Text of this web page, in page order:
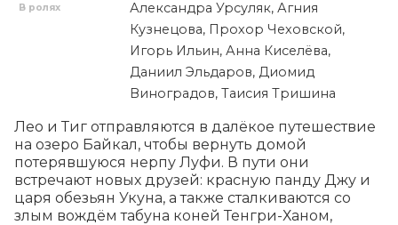
В ролях
Александра Урсуляк, Агния
Кузнецова, Прохор Чеховской,
Игорь Ильин, Анна Киселёва,
Даниил Эльдаров, Диомид
Виноградов, Таисия Тришина
Лео и Тиг отправляются в далёкое путешествие
на озеро Байкал, чтобы вернуть домой
потерявшуюся нерпу Луфи. В пути они
встречают новых друзей: красную панду Джу и
царя обезьян Укуна, а также сталкиваются со
злым вождём табуна коней Тенгри-Ханом,